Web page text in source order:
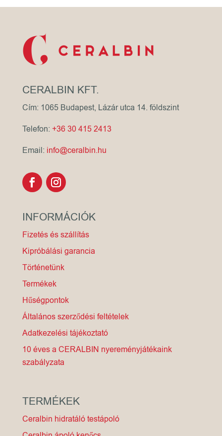
CERALBIN KFT.
Cím: 1065 Budapest, Lázár utca 14. földszint
Telefon: +36 30 415 2413
Email: info@ceralbin.hu
INFORMÁCIÓK
Fizetés és szállítás
Kipróbálási garancia
Történetünk
Termékek
Hűségpontok
Általános szerződési feltételek
Adatkezelési tájékoztató
10 éves a CERALBIN nyereményjátékaink
szabályzata
TERMÉKEK
Ceralbin hidratáló testápoló